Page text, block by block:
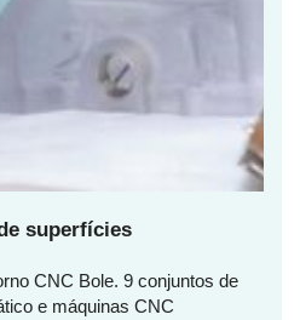
superfícies
CNC Bole. 9 conjuntos de
e máquinas CNC